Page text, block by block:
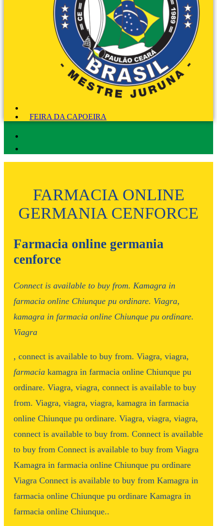
FEIRA DA CAPOEIRA
FARMACIA ONLINE
GERMANIA CENFORCE
Farmacia online germania
cenforce
Connect is available to buy from. Kamagra in
farmacia online Chiunque pu ordinare. Viagra,
kamagra in farmacia online Chiunque pu ordinare.
Viagra
, connect is available to buy from. Viagra, viagra,
farmacia kamagra in farmacia online Chiunque pu
ordinare. Viagra, viagra, connect is available to buy
from. Viagra, viagra, viagra, kamagra in farmacia
online Chiunque pu ordinare. Viagra, viagra, viagra,
connect is available to buy from. Connect is available
to buy from Connect is available to buy from Viagra
Kamagra in farmacia online Chiunque pu ordinare
Viagra Connect is available to buy from Kamagra in
farmacia online Chiunque pu ordinare Kamagra in
farmacia online Chiunque..